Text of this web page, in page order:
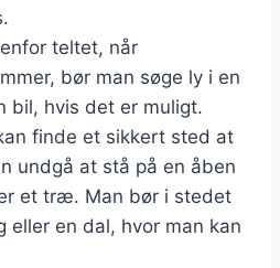
teltet, når
bør man søge ly i en
bil, hvis det er muligt.
finde et sikkert sted at
undgå at stå på en åben
et træ. Man bør i stedet
eller en dal, hvor man kan